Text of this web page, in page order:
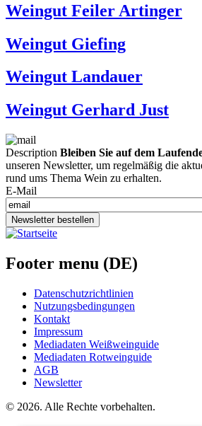
Weingut Feiler Artinger
Weingut Giefing
Weingut Landauer
Weingut Gerhard Just
Description Bleiben Sie auf dem
unseren Newsletter, um regelmäßig die
rund ums Thema Wein zu erhalten.
E-Mail
Newsletter bestellen
Footer menu (DE)
Datenschutzrichtlinien
Nutzungsbedingungen
Kontakt
Impressum
Mediadaten Weißweinguide
Mediadaten Rotweinguide
AGB
Newsletter
© 2026. Alle Rechte vorbehalten.